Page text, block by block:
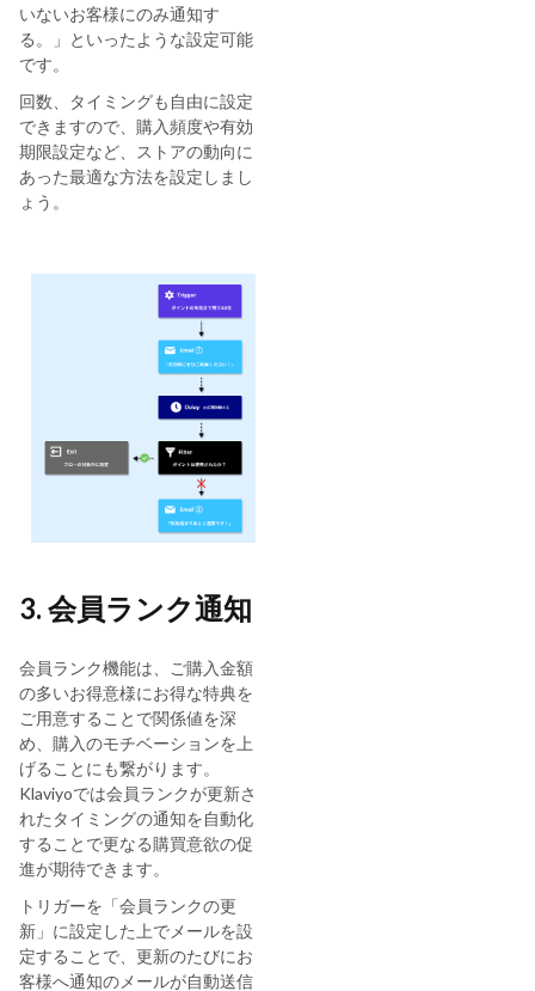
いないお客様にのみ通知す
る。」といったような設定可能
です。
回数、タイミングも自由に設定
できますので、購入頻度や有効
期限設定など、ストアの動向に
あった最適な方法を設定しまし
ょう。
3. 会員ランク通知
会員ランク機能は、ご購入金額
の多いお得意様にお得な特典を
ご用意することで関係値を深
め、購入のモチベーションを上
げることにも繋がります。
Klaviyoでは会員ランクが更新さ
れたタイミングの通知を自動化
することで更なる購買意欲の促
進が期待できます。
トリガーを「会員ランクの更
新」に設定した上でメールを設
定することで、更新のたびにお
客様へ通知のメールが自動送信